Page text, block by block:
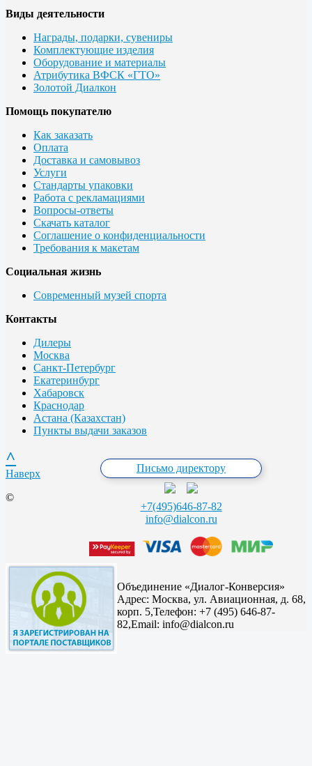
Виды деятельности
Награды, подарки, сувениры
Комплектующие изделия
Оборудование и материалы
Атрибутика ВФСК «ГТО»
Золотой Диалкон
Помощь покупателю
Как заказать
Оплата
Доставка и самовывоз
Услуги
Стандарты упаковки
Работа с рекламациями
Вопросы-ответы
Скачать каталог
Соглашение о конфиденциальности
Требования к макетам
Социальная жизнь
Современный музей спорта
Контакты
Дилеры
Москва
Санкт-Петербург
Екатеринбург
Хабаровск
Краснодар
Астана (Казахстан)
Пункты выдачи заказов
Письмо директору
+7(495)646-87-82
info@dialcon.ru
^
Наверх
©
Объединение «Диалог-Конверсия»
Адрес: Москва, ул. Авиационная, д. 68,
корп. 5,Телефон: +7 (495) 646-87-
82,Email: info@dialcon.ru